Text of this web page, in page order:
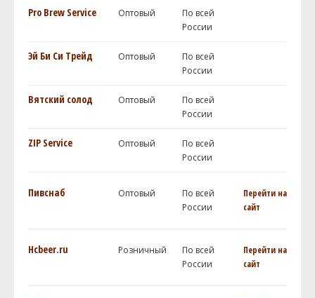
Pro Brew Service Оптовый
По всей
России
Эй Би Си Трейд Оптовый
По всей
России
Вятский солод Оптовый
По всей
России
ZIP Service Оптовый
По всей
России
Пивснаб Оптовый
По всей
России
Перейти на
сайт
Hcbeer.ru Розничный
По всей
России
Перейти на
сайт